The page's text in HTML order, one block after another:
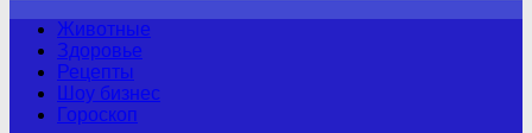
Животные
Здоровье
Рецепты
Шоу бизнес
Гороскоп